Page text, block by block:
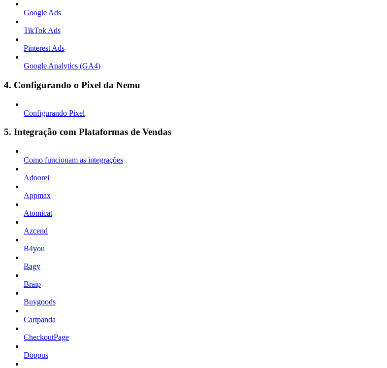
Google Ads
TikTok Ads
Pinterest Ads
Google Analytics (GA4)
4. Configurando o Pixel da Nemu
Configurando Pixel
5. Integração com Plataformas de Vendas
Como funcionam as integrações
Adoorei
Appmax
Atomicat
Azcend
B4you
Bagy
Braip
Buygoods
Cartpanda
CheckoutPage
Doppus